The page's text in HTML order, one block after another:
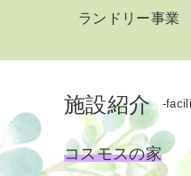
ランドリー事業
施設紹介 -
コスモスの家